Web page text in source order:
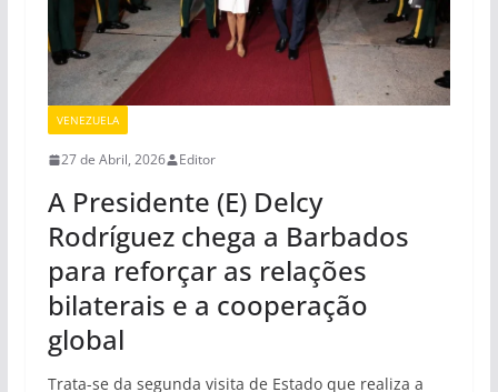
VENEZUELA
27 de Abril, 2026 Editor
A Presidente (E) Delcy
Rodríguez chega a Barbados
para reforçar as relações
bilaterais e a cooperação
global
Trata-se da segunda visita de Estado que realiza a